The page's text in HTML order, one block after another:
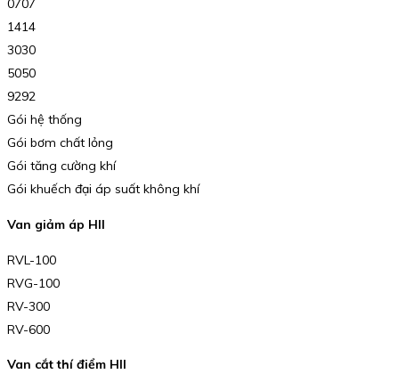
0707
1414
3030
5050
9292
Gói hệ thống
Gói bơm chất lỏng
Gói tăng cường khí
Gói khuếch đại áp suất không khí
Van giảm áp HII
RVL-100
RVG-100
RV-300
RV-600
Van cắt thí điểm HII